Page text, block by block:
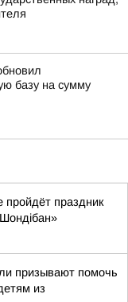
базу на сумму
пройдёт праздник
призывают помочь
из